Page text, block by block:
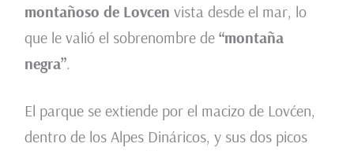
montañoso de Lovcen vista desde el mar, lo
que le valió el sobrenombre de “montaña
negra”.
El parque se extiende por el macizo de Lovćen,
dentro de los Alpes Dináricos, y sus dos picos